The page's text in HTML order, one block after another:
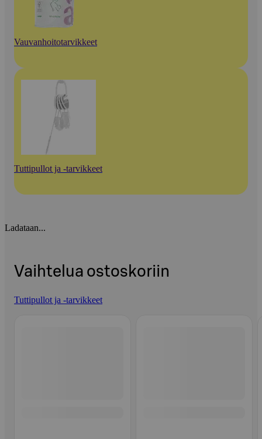
Vauvanhoitotarvikkeet
Tuttipullot ja -tarvikkeet
Ladataan...
Vaihtelua ostoskoriin
Tuttipullot ja -tarvikkeet